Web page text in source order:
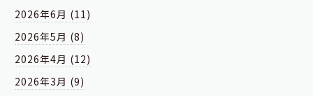
2026年6月 (11)
2026年5月 (8)
2026年4月 (12)
2026年3月 (9)